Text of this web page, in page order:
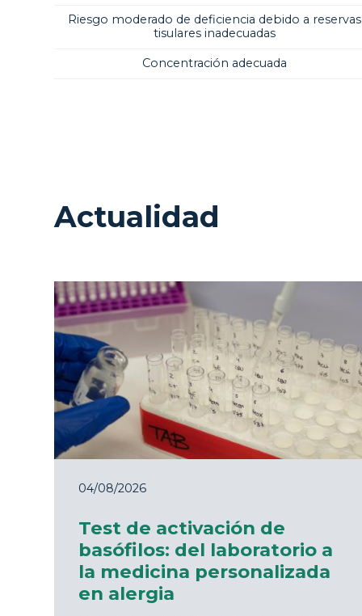
Riesgo moderado de deficiencia debido a reservas
tisulares inadecuadas
Concentración adecuada
Actualidad
04/08/2026
Test de activación de
basófilos: del laboratorio a
la medicina personalizada
en alergia